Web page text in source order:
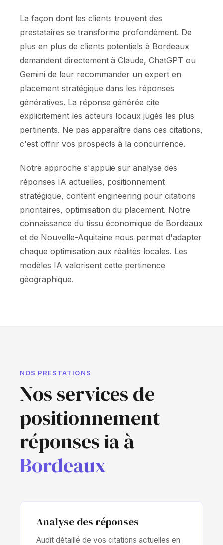
La façon dont les clients trouvent des
prestataires se transforme profondément. De
plus en plus de clients potentiels à Bordeaux
demandent directement à Claude, ChatGPT ou
Gemini de leur recommander un expert en
placement stratégique dans les réponses
génératives. La réponse générée cite
explicitement les acteurs locaux jugés les plus
pertinents. Ne pas apparaître dans ces citations,
c'est offrir vos prospects à la concurrence.
Notre approche s'appuie sur analyse des
réponses IA actuelles, positionnement
stratégique, content engineering pour citations
prioritaires, optimisation du placement. Notre
connaissance du tissu économique de Bordeaux
et de Nouvelle-Aquitaine nous permet d'adapter
chaque optimisation aux réalités locales. Les
modèles IA valorisent cette pertinence
géographique.
NOS PRESTATIONS
Nos services de
positionnement
réponses ia à
Bordeaux
Analyse des réponses
Audit détaillé de vos citations actuelles en